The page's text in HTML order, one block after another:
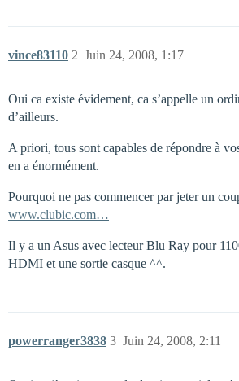
vince83110 Juin 24, 2008, 1:17
2
Oui ca existe évidement, ca s’appelle un
d’ailleurs.
A priori, tous sont capables de répondre à
en a énormément.
Pourquoi ne pas commencer par jeter un
www.clubic.com…
Il y a un Asus avec lecteur Blu Ray pour
HDMI et une sortie casque ^^.
powerranger3838 Juin 24, 2008, 2:11
3